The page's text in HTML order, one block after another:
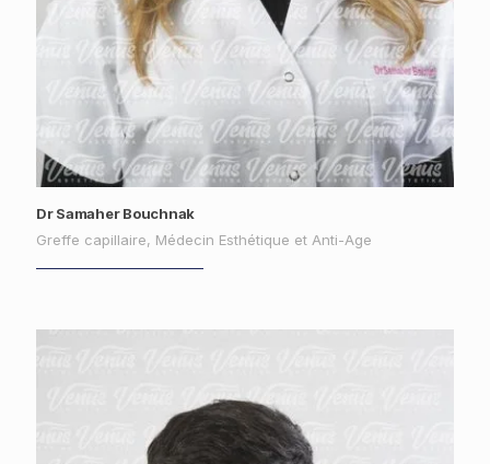
Dr Samaher Bouchnak
Greffe capillaire, Médecin Esthétique et Anti-Age